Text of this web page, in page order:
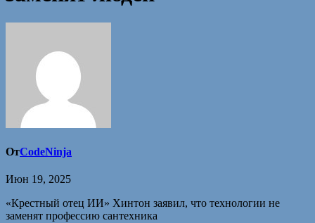
ОтCodeNinja
Июн 19, 2025
«Крестный отец ИИ» Хинтон заявил, что технологии не
заменят профессию сантехника